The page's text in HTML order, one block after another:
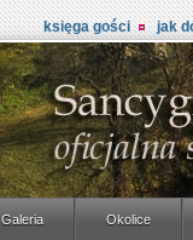
księga gości jak
Galeria Okolice